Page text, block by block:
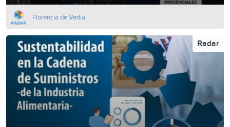
Florencia de Vedia
Radar